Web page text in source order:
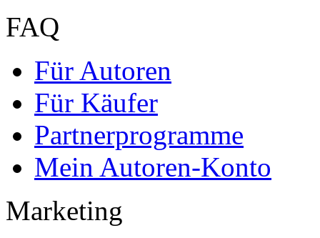
FAQ
Für Autoren
Für Käufer
Partnerprogramme
Mein Autoren-Konto
Marketing